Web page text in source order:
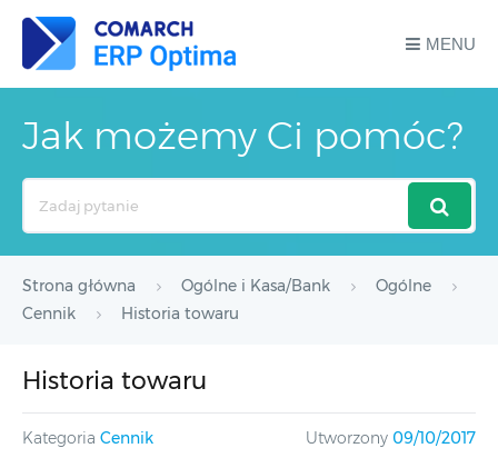
MENU
Jak możemy Ci pomóc?
Strona główna Ogólne i Kasa/Bank
Ogólne
Cennik
Historia towaru
Historia towaru
Kategoria Cennik Utworzony 09/10/2017